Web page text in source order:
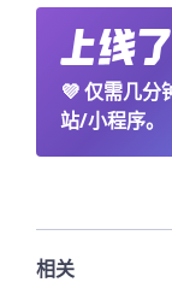
💜仅需几分
站/小程序。
相关